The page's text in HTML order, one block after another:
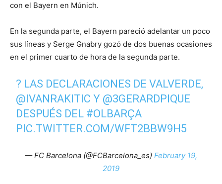
con el Bayern en Múnich.
En la segunda parte, el Bayern pareció adelantar un poco
sus líneas y Serge Gnabry gozó de dos buenas ocasiones
en el primer cuarto de hora de la segunda parte.
? LAS DECLARACIONES DE VALVERDE,
@IVANRAKITIC Y @3GERARDPIQUE
DESPUÉS DEL #OLBARÇA
PIC.TWITTER.COM/WFT2BBW9H5
— FC Barcelona (@FCBarcelona_es) February 19,
2019